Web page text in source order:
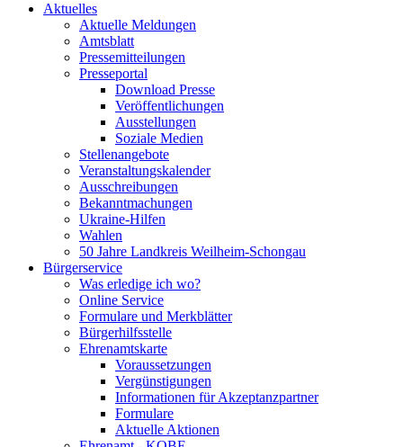
Aktuelles
Aktuelle Meldungen
Amtsblatt
Pressemitteilungen
Presseportal
Download Presse
Veröffentlichungen
Ausstellungen
Soziale Medien
Stellenangebote
Veranstaltungskalender
Ausschreibungen
Bekanntmachungen
Ukraine-Hilfen
Wahlen
50 Jahre Landkreis Weilheim-Schongau
Bürgerservice
Was erledige ich wo?
Online Service
Formulare und Merkblätter
Bürgerhilfsstelle
Ehrenamtskarte
Voraussetzungen
Vergünstigungen
Informationen für Akzeptanzpartner
Formulare
Aktuelle Aktionen